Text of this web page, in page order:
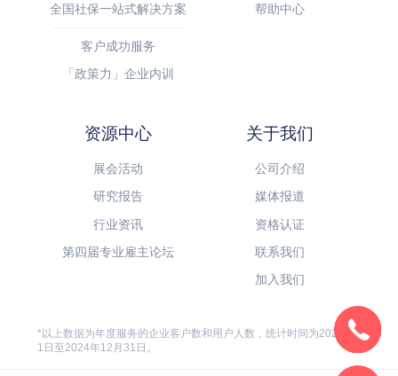
全国社保一站式解决方案
客户成功服务
「政策力」企业内训
帮助中心
资源中心
展会活动
研究报告
行业资讯
第四届专业雇主论坛
关于我们
公司介绍
媒体报道
资格认证
联系我们
加入我们
*以上数据为年度服务的企业客户数和用户人数，统计时间为2024年1月
1日至2024年12月31日。